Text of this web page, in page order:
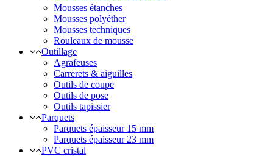
Mousses étanches
Mousses polyéther
Mousses techniques
Rouleaux de mousse
Outillage
Agrafeuses
Carrerets & aiguilles
Outils de coupe
Outils de pose
Outils tapissier
Parquets
Parquets épaisseur 15 mm
Parquets épaisseur 23 mm
PVC cristal